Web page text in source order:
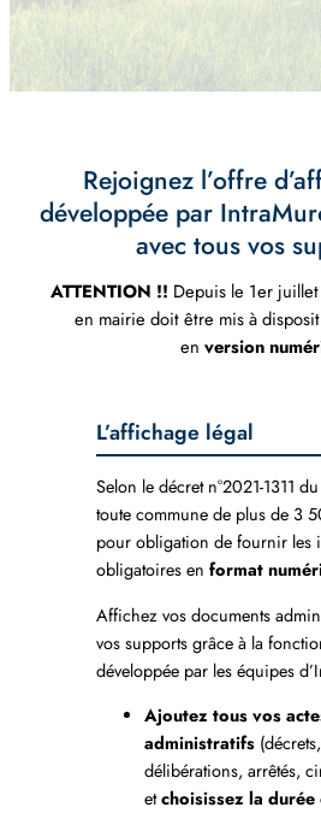
Rejoignez l’offre
développée par
avec tous vos
ATTENTION !! Depuis le 1er
en mairie doit être mis à
en version
L’affichage légal
Selon le décret n°2021-1311
toute commune de plus de 3
pour obligation de fournir les
obligatoires en format
Affichez vos documents
vos supports grâce à la
développée par les équipes
Ajoutez tous vos
administratifs
délibérations, arrêtés,
etchoisissez la durée